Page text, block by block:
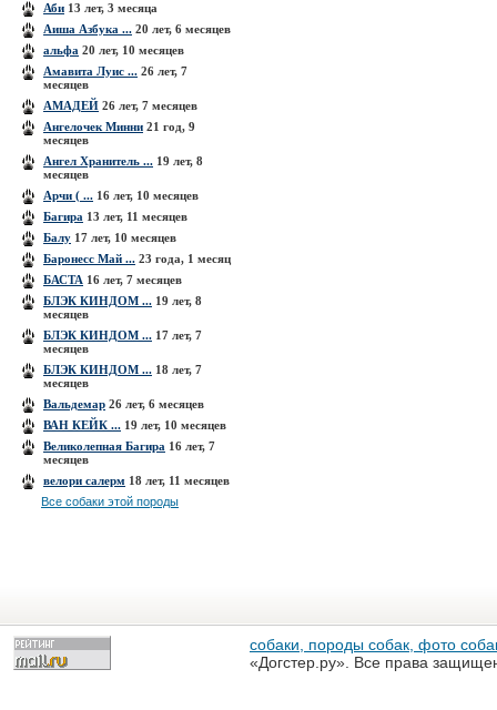
Аби 13 лет, 3 месяца
Аиша Азбука ... 20 лет, 6 месяцев
альфа 20 лет, 10 месяцев
Амавита Луис ... 26 лет, 7
месяцев
АМАДЕЙ 26 лет, 7 месяцев
Ангелочек Минни 21 год, 9
месяцев
Ангел Хранитель ... 19 лет, 8
месяцев
Арчи ( ... 16 лет, 10 месяцев
Багира 13 лет, 11 месяцев
Балу 17 лет, 10 месяцев
Баронесс Май ... 23 года, 1 месяц
БАСТА 16 лет, 7 месяцев
БЛЭК КИНДОМ ... 19 лет, 8
месяцев
БЛЭК КИНДОМ ... 17 лет, 7
месяцев
БЛЭК КИНДОМ ... 18 лет, 7
месяцев
Вальдемар 26 лет, 6 месяцев
ВАН КЕЙК ... 19 лет, 10 месяцев
Великолепная Багира 16 лет, 7
месяцев
велори салерм 18 лет, 11 месяцев
Все собаки этой породы
собаки, породы собак, фото
«Догстер.ру». Все права